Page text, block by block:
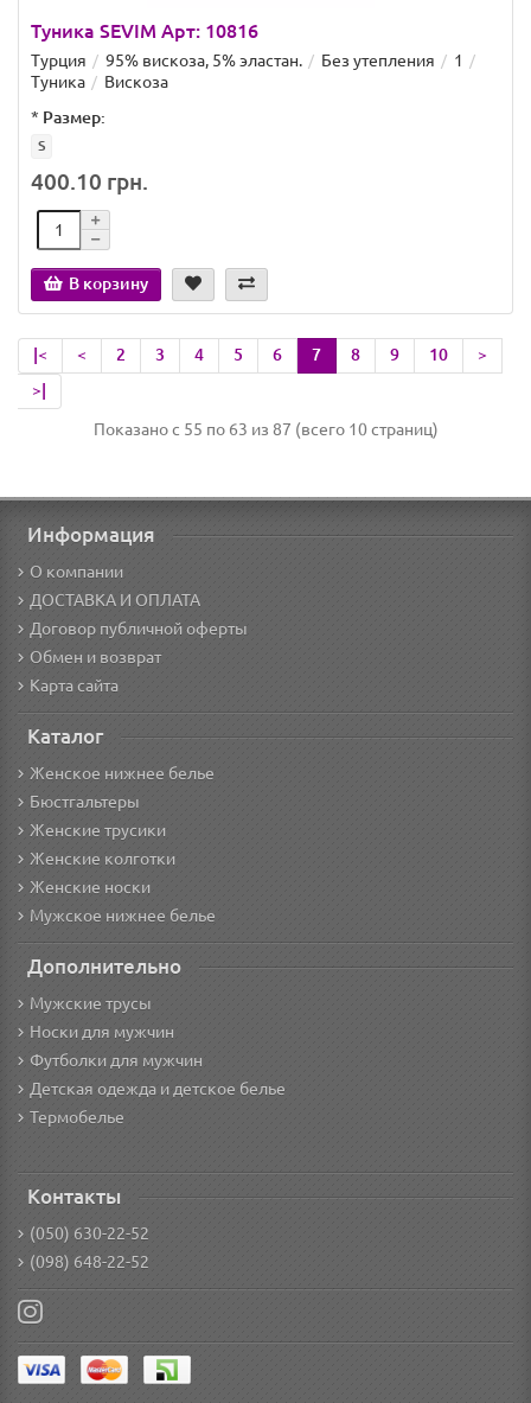
Туника SEVIM Арт: 10816
Турция 95% вискоза, 5% эластан. Без утепления
1
Туника
Вискоза
* Размер:
S
400.10 грн.
В корзину
|< < 2 3 4 5 6 7 8 9 10
>
>|
Показано с 55 по 63 из 87 (всего 10 страниц)
Информация
О компании
ДОСТАВКА И ОПЛАТА
Договор публичной оферты
Обмен и возврат
Карта сайта
Каталог
Женское нижнее белье
Бюстгальтеры
Женские трусики
Женские колготки
Женские носки
Мужское нижнее белье
Дополнительно
Мужские трусы
Носки для мужчин
Футболки для мужчин
Детская одежда и детское белье
Термобелье
Контакты
(050) 630-22-52
(098) 648-22-52